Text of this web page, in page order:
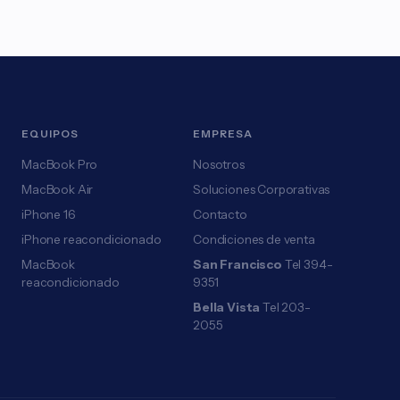
EQUIPOS
MacBook Pro
MacBook Air
iPhone 16
iPhone reacondicionado
MacBook
reacondicionado
EMPRESA
Nosotros
Soluciones Corporativas
Contacto
Condiciones de venta
San Francisco Tel 394-
9351
Bella Vista Tel 203-
2055